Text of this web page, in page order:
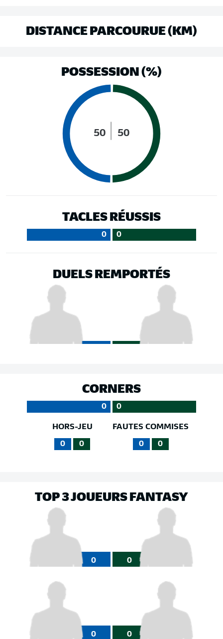
DISTANCE PARCOURUE (KM)
POSSESSION (%)
50 50
TACLES RÉUSSIS
0 0
DUELS REMPORTÉS
CORNERS
0 0
HORS-JEU
0 0
FAUTES COMMISES
0 0
TOP 3 JOUEURS FANTASY
0 0
0 0